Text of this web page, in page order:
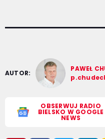
AUTOR:
PAWEŁ
OBSERWUJ RADIO
BIELSKO W GOOGLE
NEWS